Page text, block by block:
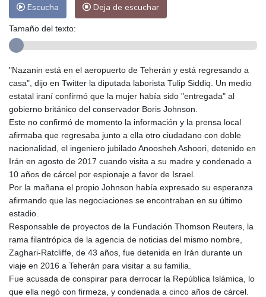
Escucha Deja de escuchar
Tamaño del texto:
"Nazanin está en el aeropuerto de Teherán y está regresando a
casa", dijo en Twitter la diputada laborista Tulip Siddiq. Un medio
estatal iraní confirmó que la mujer había sido "entregada" al
gobierno británico del conservador Boris Johnson.
Este no confirmó de momento la información y la prensa local
afirmaba que regresaba junto a ella otro ciudadano con doble
nacionalidad, el ingeniero jubilado Anoosheh Ashoori, detenido en
Irán en agosto de 2017 cuando visita a su madre y condenado a
10 años de cárcel por espionaje a favor de Israel.
Por la mañana el propio Johnson había expresado su esperanza
afirmando que las negociaciones se encontraban en su último
estadio.
Responsable de proyectos de la Fundación Thomson Reuters, la
rama filantrópica de la agencia de noticias del mismo nombre,
Zaghari-Ratcliffe, de 43 años, fue detenida en Irán durante un
viaje en 2016 a Teherán para visitar a su familia.
Fue acusada de conspirar para derrocar la República Islámica, lo
que ella negó con firmeza, y condenada a cinco años de cárcel.